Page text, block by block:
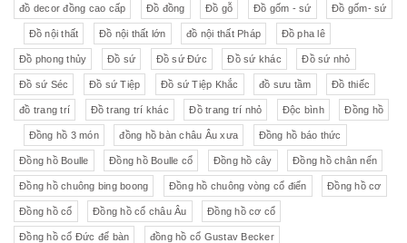
đồ decor đồng cao cấp Đồ đồng Đồ gỗ Đồ gốm - sứ Đồ gốm- sứ
Đồ nội thất Đồ nội thất lớn đồ nội thất Pháp Đồ pha lê
Đồ phong thủy Đồ sứ Đồ sứ Đức Đồ sứ khác Đồ sứ nhỏ
Đồ sứ Séc Đồ sứ Tiệp Đồ sứ Tiệp Khắc đồ sưu tầm Đồ thiếc
đồ trang trí Đồ trang trí khác Đồ trang trí nhỏ Độc bình Đồng hồ
Đồng hồ 3 món đồng hồ bàn châu Âu xưa Đồng hồ báo thức
Đồng hồ Boulle Đồng hồ Boulle cổ Đồng hồ cây Đồng hồ chân nến
Đồng hồ chuông bing boong Đồng hồ chuông vòng cổ điển Đồng hồ cơ
Đồng hồ cổ Đồng hồ cổ châu Âu Đồng hồ cơ cổ
Đồng hồ cổ Đức để bàn đồng hồ cổ Gustav Becker